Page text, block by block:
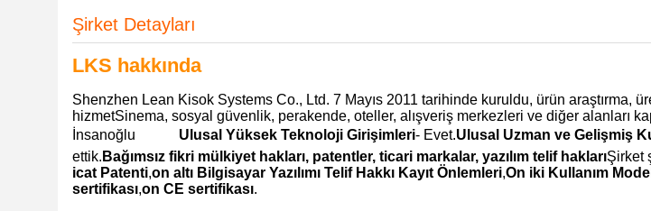
Şirket Detayları
LKS hakkında
Shenzhen Lean Kisok Systems Co., Ltd. 7 Mayıs 2011 tarihinde kuruldu, ürün araştırma,
hizmetSinema, sosyal güvenlik, perakende, oteller, alışveriş merkezleri ve diğer alanları
İnsanoğlu            Ulusal Yüksek Teknoloji Girişimleri- Evet.Ulusal Uzman ve Gelişmiş
ettik. Bağımsız fikri mülkiyet hakları, patentler, ticari markalar, yazılım telif haklarıŞirket
icat Patenti,on altı Bilgisayar Yazılımı Telif Hakkı Kayıt Önlemleri,On iki Kullanım
sertifikası,on CE sertifikası.